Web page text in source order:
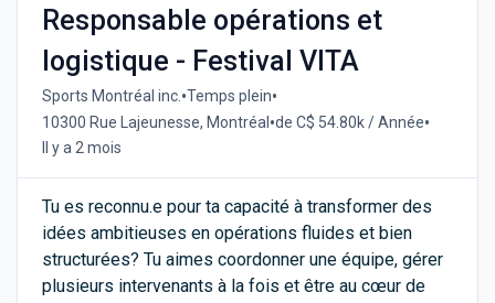
Responsable opérations et
logistique - Festival VITA
Sports Montréal inc.•Temps plein•
10300 Rue Lajeunesse, Montréal •de C$ 54.80k / Année•
Il y a 2 mois
Tu es reconnu.e pour ta capacité à transformer des
idées ambitieuses en opérations fluides et bien
structurées? Tu aimes coordonner une équipe, gérer
plusieurs intervenants à la fois et être au cœur de